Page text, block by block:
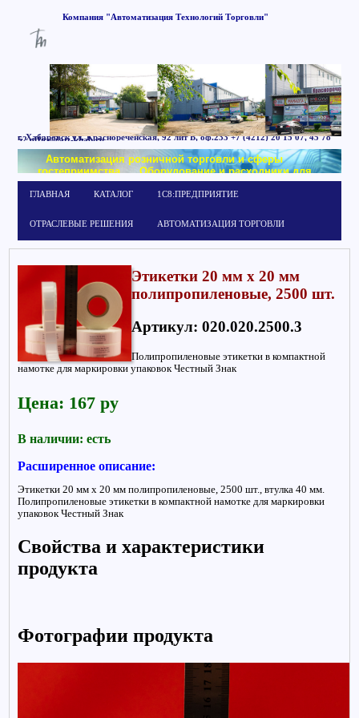
Компания "Автоматизация Технологий Торговли"
г. Хабаровскул. Краснореченская, 92 лит Б,оф.233+7 (4212) 20 15 07, 45 78
52office@att-khab.ru
Автоматизация розничной торговли и сферы
гостеприимства
Оборудование и расходники для
маркировки
Обучение работе в системе
1С:Предприятие
ГЛАВНАЯ КАТАЛОГ 1С8:ПРЕДПРИЯТИЕ
ОТРАСЛЕВЫЕ РЕШЕНИЯ АВТОМАТИЗАЦИЯ ТОРГОВЛИ
Этикетки 20 мм х 20 мм
полипропиленовые, 2500 шт.
Артикул: 020.020.2500.3
Полипропиленовые этикетки в компактной
намотке для маркировки упаковок Честный Знак
Цена: 167 ру
В наличии: есть
Расширенное описание:
Этикетки 20 мм х 20 мм полипропиленовые, 2500 шт., втулка 40 мм.
Полипропиленовые этикетки в компактной намотке для маркировки
упаковок Честный Знак
Свойства и характеристики
продукта
Фотографии продукта